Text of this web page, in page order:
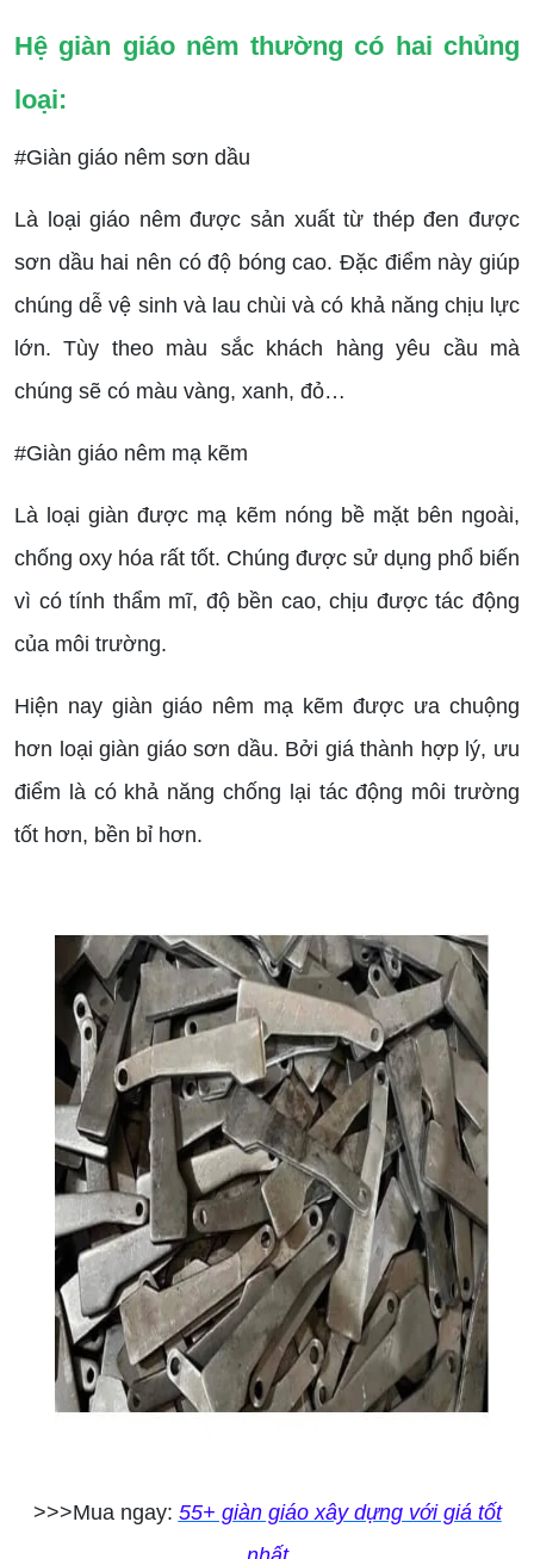
Hệ giàn giáo nêm thường có hai chủng
loại:
#Giàn giáo nêm sơn dầu
Là loại giáo nêm được sản xuất từ thép đen được
sơn dầu hai nên có độ bóng cao. Đặc điểm này giúp
chúng dễ vệ sinh và lau chùi và có khả năng chịu lực
lớn. Tùy theo màu sắc khách hàng yêu cầu mà
chúng sẽ có màu vàng, xanh, đỏ…
#Giàn giáo nêm mạ kẽm
Là loại giàn được mạ kẽm nóng bề mặt bên ngoài,
chống oxy hóa rất tốt. Chúng được sử dụng phổ biến
vì có tính thẩm mĩ, độ bền cao, chịu được tác động
của môi trường.
Hiện nay giàn giáo nêm mạ kẽm được ưa chuộng
hơn loại giàn giáo sơn dầu. Bởi giá thành hợp lý, ưu
điểm là có khả năng chống lại tác động môi trường
tốt hơn, bền bỉ hơn.
>>>Mua ngay: 55+ giàn giáo xây dựng với giá tốt